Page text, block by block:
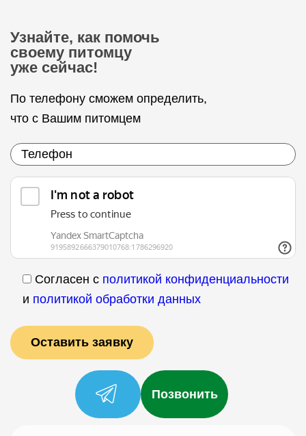
Узнайте, как помочь
своему питомцу
уже сейчас!
По телефону сможем определить,
что с Вашим питомцем
Согласен с политикой конфиденциальности
и политикой обработки данных
Позвонить